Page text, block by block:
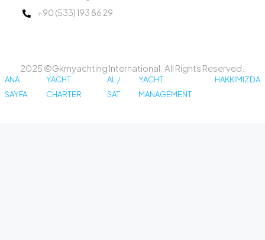
+90 (533) 193 86 29
2025 ©Gkmyachting International. All Rights Reserved.
ANA
SAYFA
YACHT
CHARTER
AL /
SAT
YACHT
MANAGEMENT
HAKKIMIZDA